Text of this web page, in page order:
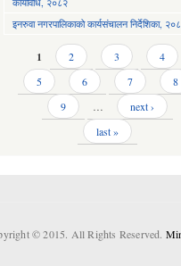
इनरुवा नगरपालिकाको कार्यसंचालन निर्देशिका,
Pages1 2 3
4
5
6 7
8
9
…
next ›
last »
© 2015. All Rights Reserved.